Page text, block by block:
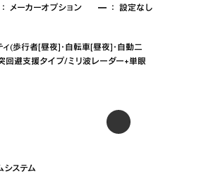
： メーカーオプション ： 設定なし
ィ(歩行者[昼夜]･自転車[昼夜]･自動二
回避支援タイプ/ミリ波レーダー+単眼